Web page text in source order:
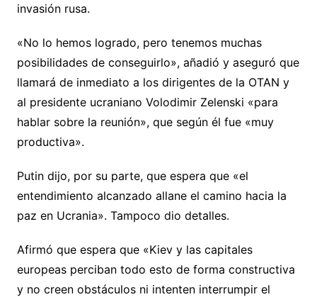
invasión rusa.
«No lo hemos logrado, pero tenemos muchas
posibilidades de conseguirlo», añadió y aseguró que
llamará de inmediato a los dirigentes de la OTAN y
al presidente ucraniano Volodimir Zelenski «para
hablar sobre la reunión», que según él fue «muy
productiva».
Putin dijo, por su parte, que espera que «el
entendimiento alcanzado allane el camino hacia la
paz en Ucrania». Tampoco dio detalles.
Afirmó que espera que «Kiev y las capitales
europeas perciban todo esto de forma constructiva
y no creen obstáculos ni intenten interrumpir el